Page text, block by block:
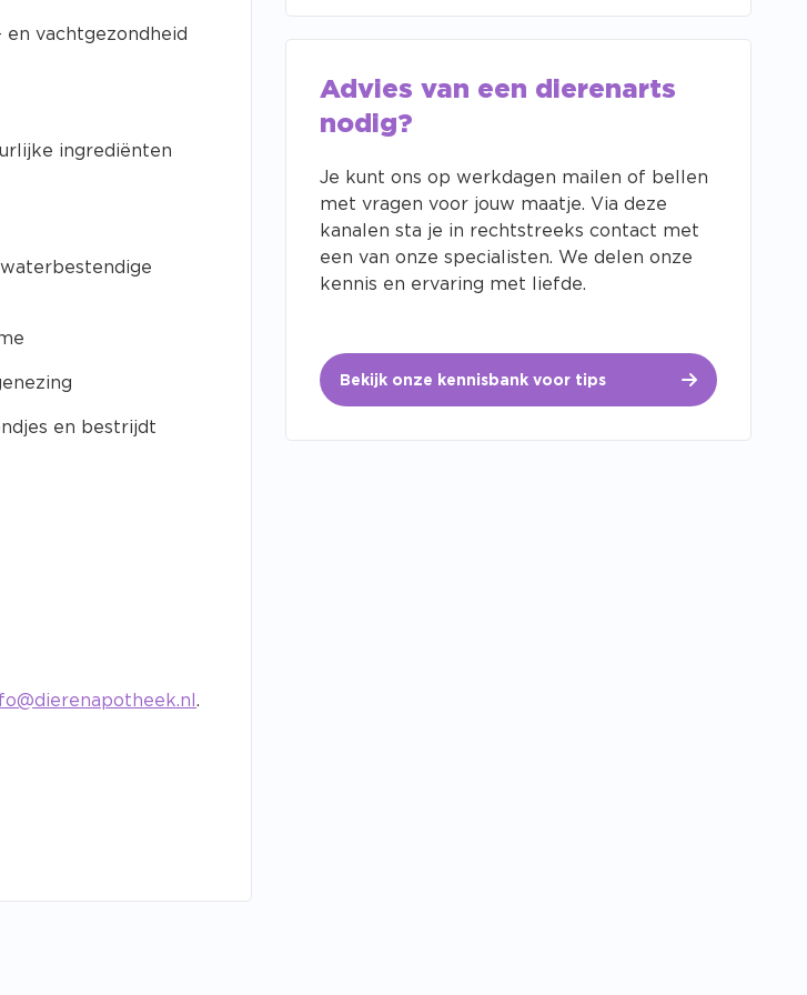
vachtgezondheid
ingrediënten
en bestrijdt
.
Advies van een dierenarts
nodig?
Je kunt ons op werkdagen mailen of bellen
met vragen voor jouw maatje. Via deze
kanalen sta je in rechtstreeks contact met
een van onze specialisten. We delen onze
kennis en ervaring met liefde.
Bekijk onze kennisbank voor tips